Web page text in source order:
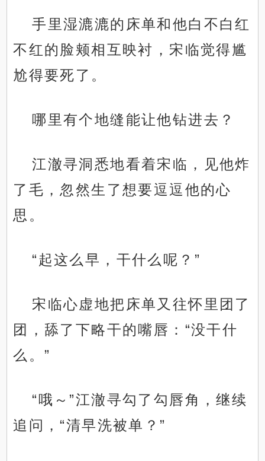
手里湿漉漉的床单和他白不白红
不红的脸颊相互映衬，宋临觉得尴
尬得要死了。
哪里有个地缝能让他钻进去？
江澈寻洞悉地看着宋临，见他炸
了毛，忽然生了想要逗逗他的心
思。
“起这么早，干什么呢？”
宋临心虚地把床单又往怀里团了
团，舔了下略干的嘴唇：“没干什
么。”
“哦～”江澈寻勾了勾唇角，继续
追问，“清早洗被单？”